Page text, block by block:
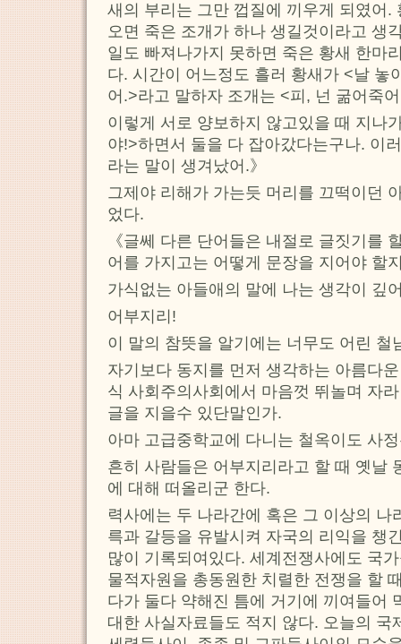
새의 부리는 그만 껍질에 끼우게 되였어.
오면 죽은 조개가 하나 생길것이라고 생
일도 빠져나가지 못하면 죽은 황새 한마
다. 시간이 어느정도 흘러 황새가 <날 놓
어.>라고 말하자 조개는 <피, 넌 굶어죽
이렇게 서로 양보하지 않고있을 때 지나
야!>하면서 둘을 다 잡아갔다는구나. 이
라는 말이 생겨났어.》
그제야 리해가 가는듯 머리를 끄떡이던
었다.
《글쎄 다른 단어들은 내절로 글짓기를
어를 가지고는 어떻게 문장을 지어야 할
가식없는 아들애의 말에 나는 생각이 깊
어부지리!
이 말의 참뜻을 알기에는 너무도 어린 철
자기보다 동지를 먼저 생각하는 아름다
식 사회주의사회에서 마음껏 뛰놀며 자
글을 지을수 있단말인가.
아마 고급중학교에 다니는 철옥이도 사
흔히 사람들은 어부지리라고 할 때 옛날
에 대해 떠올리군 한다.
력사에는 두 나라간에 혹은 그 이상의 나
륵과 갈등을 유발시켜 자국의 리익을 챙
많이 기록되여있다. 세계전쟁사에도 국
물적자원을 총동원한 치렬한 전쟁을 할
다가 둘다 약해진 틈에 거기에 끼여들어
대한 사실자료들도 적지 않다. 오늘의 국